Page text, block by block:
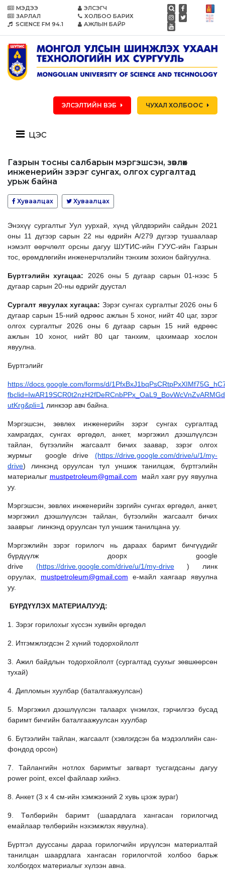
МЭДЭЭ
ЗАРЛАЛ
SCIENCE FM 94.1
ЭЛСЭГЧ
ХОЛБОО БАРИХ
АЖЛЫН БАЙР
ЭЛСЭЛТИЙН ВЭБ ЧУХАЛ ХОЛБООС
цэс
Газрын тосны салбарын мэргэшсэн, зөвлөх
инженерийн зэрэг сунгах, олгох сургалтад
урьж байна
Хуваалцах Хуваалцах
Энэхүү сургалтыг Уул уурхай, хүнд үйлдвэрийн сайдын 2021
оны 11 дүгээр сарын 22 ны өдрийн А/279 дүгээр тушаалаар
нэмэлт өөрчлөлт орсны дагуу ШУТИС-ийн ГУУС-ийн Газрын
тос, өрөмдлөгийн инженерчлэлийн тэнхим зохион байгуулна.
Бүртгэлийн хугацаа: 2026 оны 5 дугаар сарын 01-нээс 5
дугаар сарын 20-ны өдрийг дуустал
Сургалт явуулах хугацаа: Зэрэг сунгах сургалтыг 2026 оны 6
дугаар сарын 15-ний өдрөөс ажлын 5 хоног, нийт 40 цаг, зэрэг
олгох сургалтыг 2026 оны 6 дугаар сарын 15 ний өдрөөс
ажлын 10 хоног, нийт 80 цаг танхим, цахимаар хослон
явуулна.
Бүртгэлийг
https://docs.google.com/forms/d/
utKrg&pli=1 линкээр авч байна.
Мэргэшсэн, зөвлөх инженерийн зэрэг сунгах сургалтад
хамрагдах, сунгах өргөдөл, анкет, мэргэжил дээшлүүлсэн
тайлан, бүтээлийн жагсаалт бичих заавар, зэрэг олгох
журмыг google drive (https://drive.google.com/drive/u/1/my-
drive) линкэнд оруулсан тул уншиж танилцаж, бүртгэлийн
материалыг mustpetroleum@gmail.com майл хаяг руу явуулна
уу.
Мэргэшсэн, зөвлөх инженерийн зэргийн сунгах өргөдөл, анкет,
мэргэжил дээшлүүлсэн тайлан, бүтээлийн жагсаалт бичих
зааврыг линкэнд оруулсан тул уншиж танилцана уу.
Мэргэжлийн зэрэг горилогч нь дараах баримт бичгүүдийг
бүрдүүлж доорх google
drive (https://drive.google.com/drive/u/1/my-drive) линк
оруулах, mustpetroleum@gmail.com е-майл хаягаар явуулна
уу.
БҮРДҮҮЛЭХ МАТЕРИАЛУУД:
1. Зэрэг горилохыг хүссэн хувийн өргөдөл
2. Итгэмжлэгдсэн 2 хүний тодорхойлолт
3. Ажил байдлын тодорхойлолт (сургалтад суухыг зөвшөөрсөн
тухай)
4. Дипломын хуулбар (баталгаажуулсан)
5. Мэргэжил дээшлүүлсэн талаарх үнэмлэх, гэрчилгээ бусад
баримт бичгийн баталгаажуулсан хуулбар
6. Бүтээлийн тайлан, жагсаалт (хэвлэгдсэн ба мэдээллийн сан-
фондод орсон)
7. Тайлангийн нотлох баримтыг загварт тусгагдсаны дагуу
power point, excel файлаар хийнэ.
8. Анкет (3 x 4 см-ийн хэмжээний 2 хувь цээж зураг)
9. Төлбөрийн баримт (шаардлага хангасан горилогчид
емайлаар төлбөрийн нэхэмжлэх явуулна).
Бүртгэл дууссаны дараа горилогчийн ирүүлсэн материалтай
танилцан шаардлага хангасан горилогчтой холбоо барьж
холбогдох материалыг хүлээн авна.